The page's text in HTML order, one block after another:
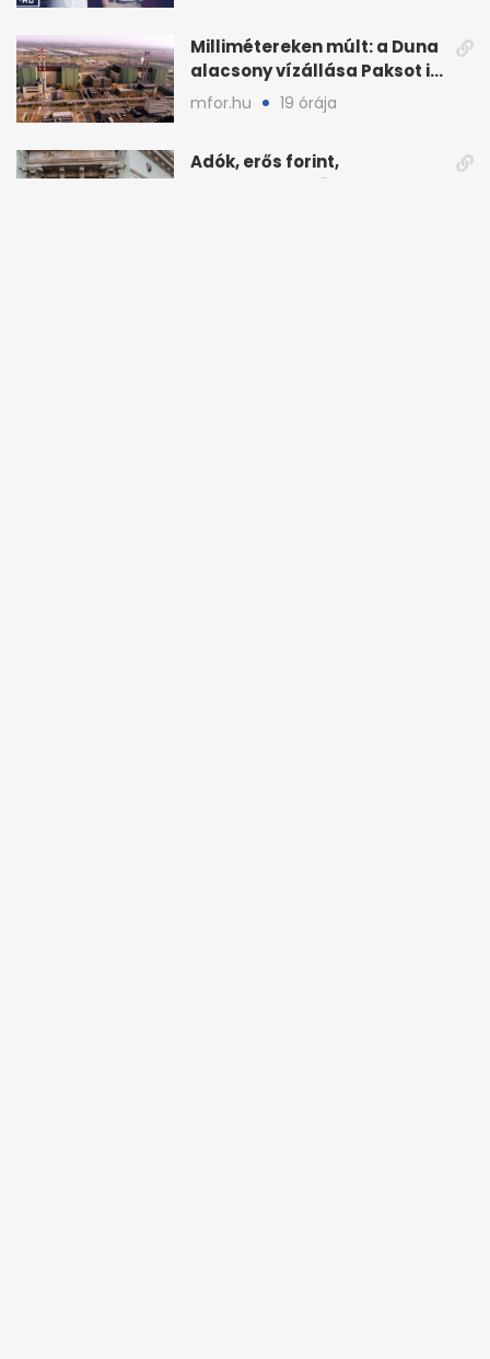
Millimétereken múlt: a Duna
alacsony vízállása Paksot is
veszélyeztette
mfor.hu 19 órája
Adók, erős forint,
kamatstop: csökkent az OTP